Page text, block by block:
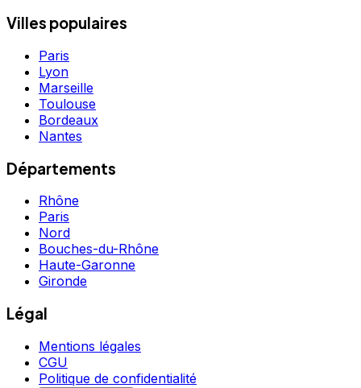
Villes populaires
Paris
Lyon
Marseille
Toulouse
Bordeaux
Nantes
Départements
Rhône
Paris
Nord
Bouches-du-Rhône
Haute-Garonne
Gironde
Légal
Mentions légales
CGU
Politique de confidentialité